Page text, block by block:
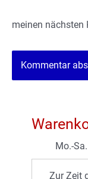
meinen nächsten
Mo.-Sa.
Zur Zeit